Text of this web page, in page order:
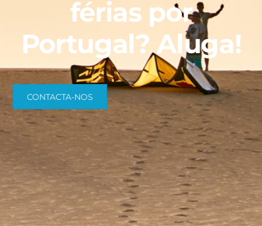
férias por
Portugal? Aluga!
CONTACTA-NOS